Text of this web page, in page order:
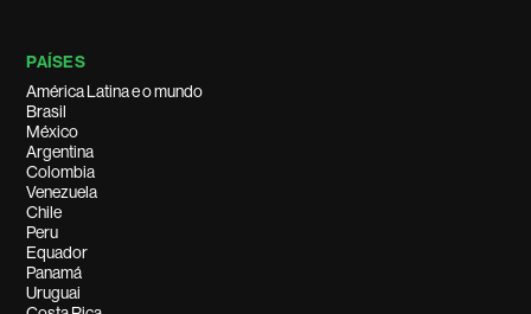
PAÍSES
América Latina e o mundo
Brasil
México
Argentina
Colombia
Venezuela
Chile
Peru
Equador
Panamá
Uruguai